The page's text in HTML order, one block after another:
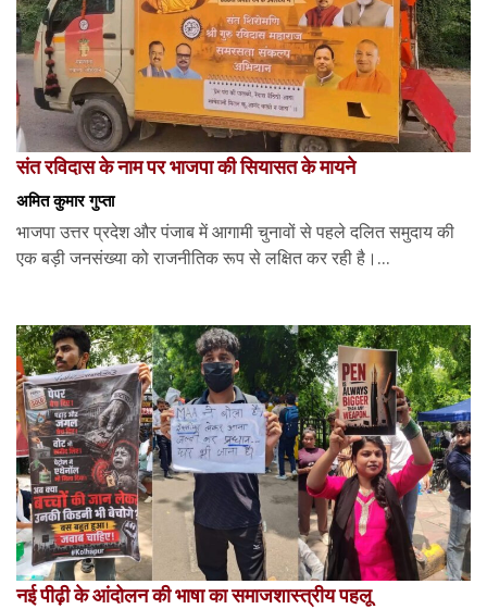
संत रविदास के नाम पर भाजपा की सियासत के मायने
अमित कुमार गुप्ता
भाजपा उत्तर प्रदेश और पंजाब में आगामी चुनावों से पहले दलित समुदाय की
एक बड़ी जनसंख्या को राजनीतिक रूप से लक्षित कर रही है।...
नई पीढ़ी के आंदोलन की भाषा का समाजशास्त्रीय पहलू